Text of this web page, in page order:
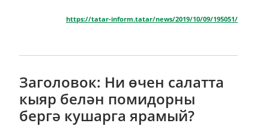
https://tatar-inform.tatar/news/2019/10/09/195051/
Заголовок: Ни өчен салатта
кыяр белән помидорны
бергә кушарга ярамый?